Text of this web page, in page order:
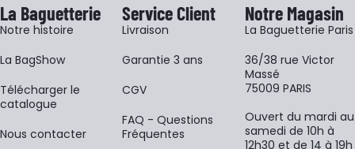
La Baguetterie
Notre histoire
La BagShow
​Télécharger le
catalogue
Nous contacter
Service Client
Livraison
Garantie 3 ans
CGV
FAQ - Questions
Fréquentes
Notre Magasin
La Baguetterie Paris
36/38 rue Victor
Massé
75009 PARIS
Ouvert du mardi au
samedi de 10h à
12h30 et de 14 à 19h